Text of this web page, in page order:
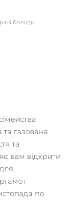
бренди
газована
та
вам відкрити
по